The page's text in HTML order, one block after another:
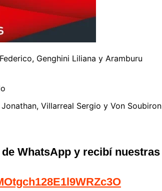
Genghini Liliana y Aramburu
Villarreal Sergio y Von Soubiron
WhatsApp y recibí nuestras